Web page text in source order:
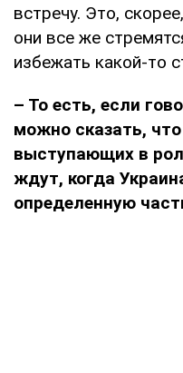
встречу. Это,
они все же
избежать какой-то
– То есть, если
можно сказать,
выступающих в
ждут, когда
определенную